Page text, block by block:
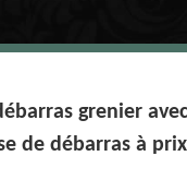
grenier
de débarras à